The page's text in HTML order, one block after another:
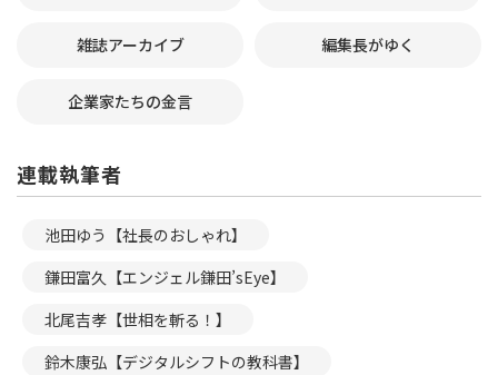
雑誌アーカイブ 編集長がゆく
企業家たちの金言
連載執筆者
池田ゆう【社長のおしゃれ】
鎌田富久【エンジェル鎌田’sEye】
北尾吉孝【世相を斬る！】
鈴木康弘【デジタルシフトの教科書】